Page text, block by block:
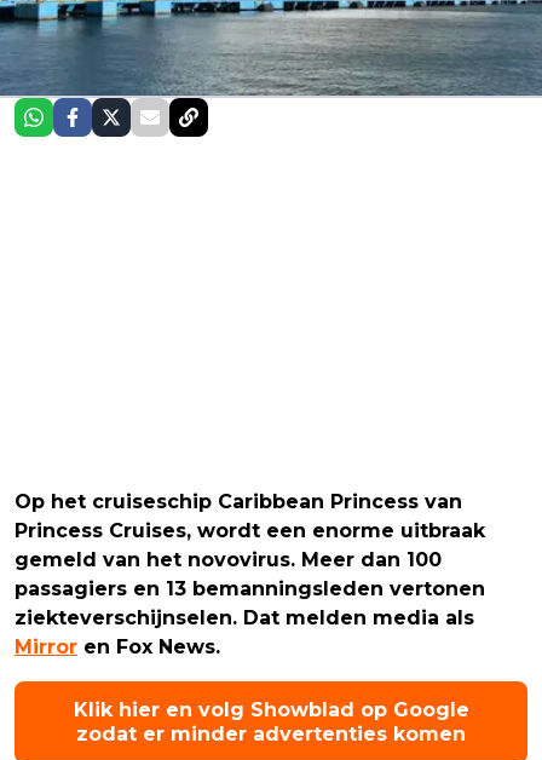
Op het cruiseschip Caribbean Princess van
Princess Cruises, wordt een enorme uitbraak
gemeld van het novovirus. Meer dan 100
passagiers en 13 bemanningsleden vertonen
ziekteverschijnselen. Dat melden media als
Mirror en Fox News.
Klik hier en volg Showblad op Google
zodat er minder advertenties komen